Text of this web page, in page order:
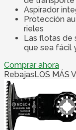
Aspirador
Protección
rieles
Las flotas de
que sea fácil
Comprar ahora
RebajasLOS MÁS